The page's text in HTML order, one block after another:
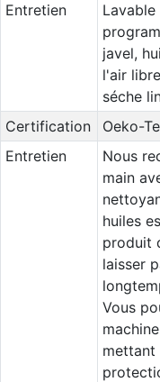
Entretien
javel,
l'air
séche
Certification
Oeko-
Entretien
Nous
main
huiles
produit
laisser
Vous
mettant